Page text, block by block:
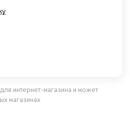
интернет-магазина и может
магазинах